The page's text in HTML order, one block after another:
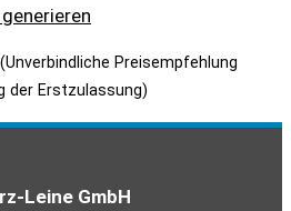
Preisempfehlung
der Erstzulassung)
Leine GmbH
Rückrufservice